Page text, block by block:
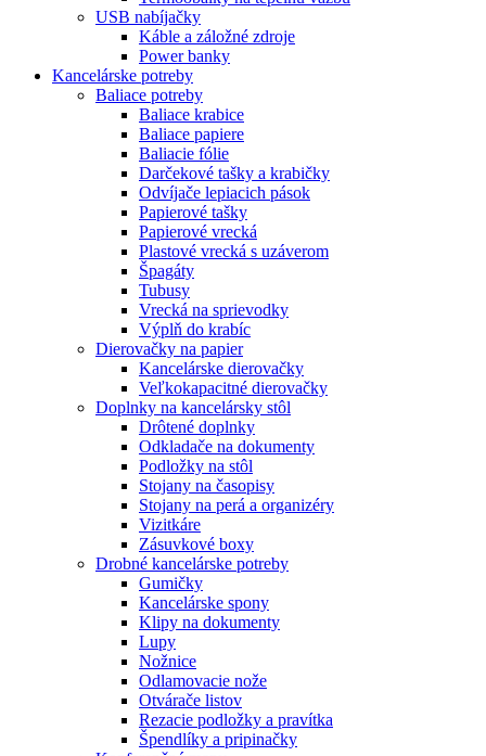
USB nabíjačky
Káble a záložné zdroje
Power banky
Kancelárske potreby
Baliace potreby
Baliace krabice
Baliace papiere
Baliacie fólie
Darčekové tašky a krabičky
Odvíjače lepiacich pások
Papierové tašky
Papierové vrecká
Plastové vrecká s uzáverom
Špagáty
Tubusy
Vrecká na sprievodky
Výplň do krabíc
Dierovačky na papier
Kancelárske dierovačky
Veľkokapacitné dierovačky
Doplnky na kancelársky stôl
Drôtené doplnky
Odkladače na dokumenty
Podložky na stôl
Stojany na časopisy
Stojany na perá a organizéry
Vizitkáre
Zásuvkové boxy
Drobné kancelárske potreby
Gumičky
Kancelárske spony
Klipy na dokumenty
Lupy
Nožnice
Odlamovacie nože
Otvárače listov
Rezacie podložky a pravítka
Špendlíky a pripinačky